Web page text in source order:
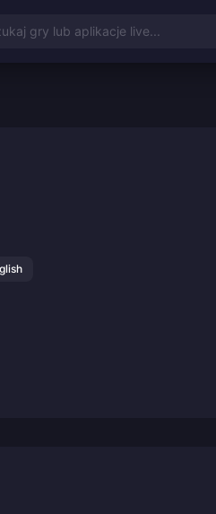
gry lub aplikacje live...